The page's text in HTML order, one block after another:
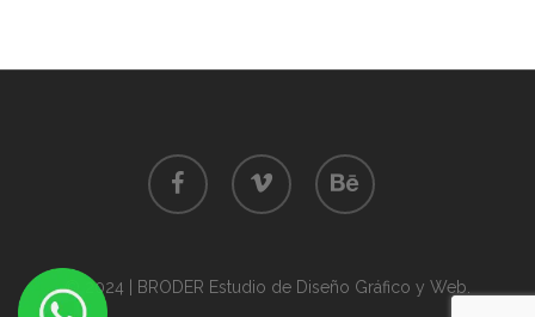
facebook vimeo behance
© 2024 | BRODER Estudio de Diseño Gráfico y Web.